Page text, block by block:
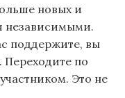
новых и
независимыми.
поддержите, вы
Переходите по
Это не